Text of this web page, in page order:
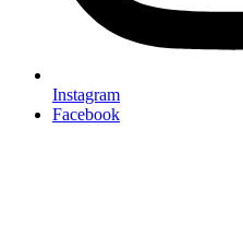
Instagram
Facebook